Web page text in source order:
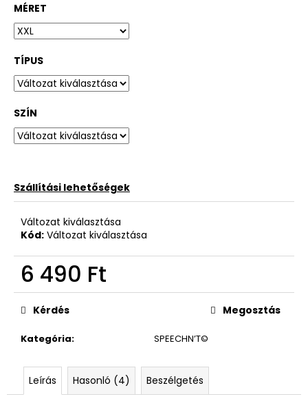
MÉRET
TÍPUS
SZÍN
Szállítási lehetőségek
Változat kiválasztása
Kód: Változat kiválasztása
6 490 Ft
Egységár:
Kategória: SPEECHN’T©
Kérdés Megosztás
Leírás Hasonló (4) Beszélgetés